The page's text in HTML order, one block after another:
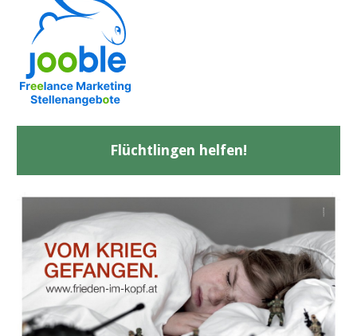
Flüchtlingen helfen!